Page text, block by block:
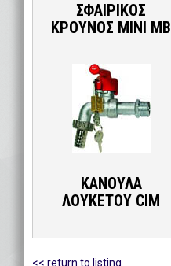
ΣΦΑΙΡΙΚΟΣ
ΚΡΟΥΝΟΣ ΜΙΝΙ ΜΒ
ΚΑΝΟΥΛΑ
ΛΟΥΚΕΤΟΥ CIM
<< return to listing